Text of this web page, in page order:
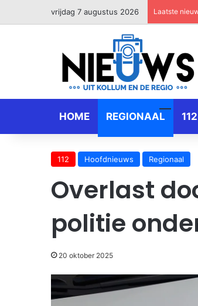
vrijdag 7 augustus 2026 Laatste
HOME REGIONAAL 112
112 Hoofdnieuws Regionaal
Overlast
politie
20 oktober 2025